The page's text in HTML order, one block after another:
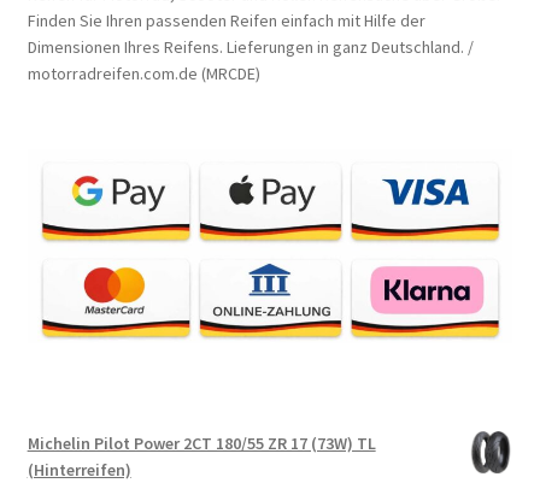
Finden Sie Ihren passenden Reifen einfach mit Hilfe der
Dimensionen Ihres Reifens. Lieferungen in ganz Deutschland. /
motorradreifen.com.de (MRCDE)
Michelin Pilot Power 2CT 180/55 ZR 17 (73W) TL
(Hinterreifen)